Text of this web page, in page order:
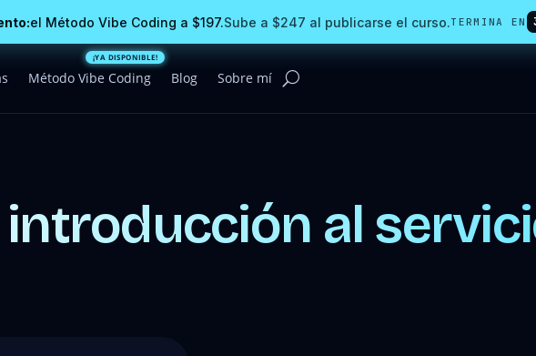
el Método Vibe Coding a $197.Sube a $247 al publicarse el curso.TERMINA EN
Método Vibe Coding Blog Sobre mí
introducción al